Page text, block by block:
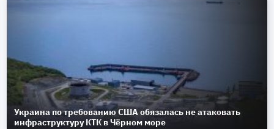
Украина по требованию США обязалась не атаковать
инфраструктуру КТК в Чёрном море